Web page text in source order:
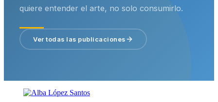
quiere entender el arte, no solo consumirlo.
Ver todas las publicaciones